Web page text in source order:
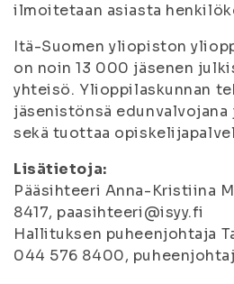
ilmoitetaan asiasta
Itä-Suomen yliopiston
on noin 13 000 jäsenen
yhteisö. Ylioppilaskunnan
jäsenistönsä edunvalvojana
sekä tuottaa
Lisätietoja:
Pääsihteeri Anna-Kristiina
8417, paasihteeri@isyy.fi
Hallituksen puheenjohtaja
044 576 8400,